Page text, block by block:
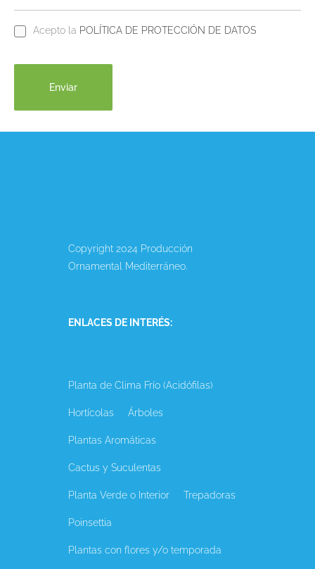
Acepto la POLÍTICA DE PROTECCIÓN DE DATOS
Copyright 2024 Producción
Ornamental Mediterráneo.
ENLACES DE INTERÉS:
Planta de Clima Frío (Acidófilas)
Hortícolas Árboles
Plantas Aromáticas
Cactus y Suculentas
Planta Verde o Interior Trepadoras
Poinsettia
Plantas con flores y/o temporada